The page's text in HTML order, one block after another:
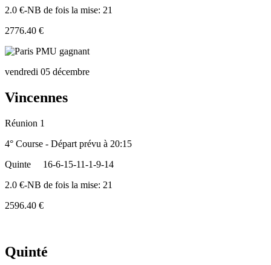
2.0 €-NB de fois la mise: 21
2776.40 €
vendredi 05 décembre
Vincennes
Réunion 1
4° Course - Départ prévu à 20:15
Quinte
16-6-15-11-1-9-14
2.0 €-NB de fois la mise: 21
2596.40 €
Quinté